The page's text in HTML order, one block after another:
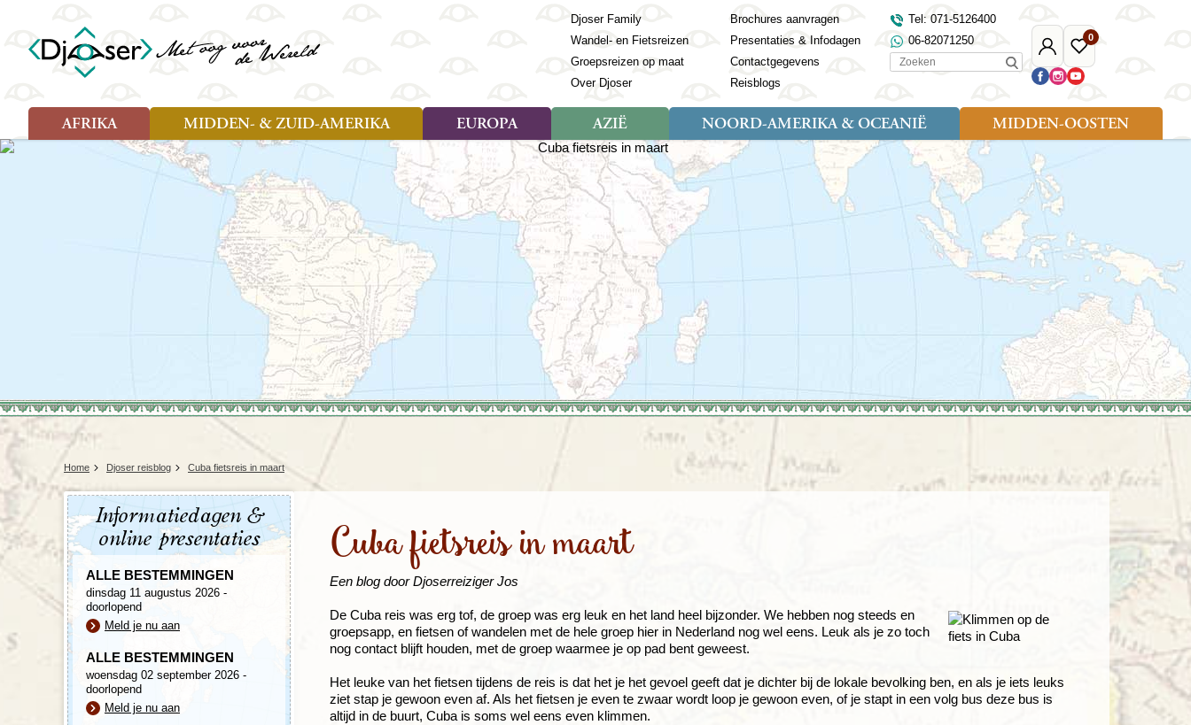
Mijn
Djoser
0
Favoriete
reizen
Djoser Family
Wandel- en Fietsreizen
Groepsreizen op maat
Over Djoser
Brochures aanvragen
Presentaties & Infodagen
Contactgegevens
Reisblogs
Tel: 071-5126400
06-82071250
Zoeken
AFRIKA
Landen
Angola
Benin
Botswana
Egypte
Ghana
Kaapverdië
Kenia
Madagaskar
Mozambique
Namibië
Sao Tomé en Principe
Swaziland
Tanzania
Togo
Zambia
Zanzibar
Zimbabwe
MIDDEN- & ZUID-AMERIKA
Soort reizen
Rondreis (25)
Familiereis (11)
Cultuur (9)
Natuur (13)
Belize
Bolivia
Brazilië
Chili
Colombia
Costa Rica
Cuba
Ecuador
El Salvador
(Frans) Guyana
Galapagos
Guatemala
Honduras
Mexico
Nicaragua
Paaseiland
Paraguay
Suriname
EUROPA
Soort reizen
Rondreis (28)
Familiereis (11)
Fietsreis (8)
Wandelreis (23)
Landen
Albanië
Andorra
Armenië
Azerbeidzjan
Azoren
Balkan
Baltische Staten
Bosnië en Herzegovina
Bulgarije
Engeland
Estland
Finland
Frankrijk
Griekenland
Montenegro
Noord-Macedonië
Noorwegen
Polen
Portugal
Roemenië
Sardinië
Verenigd Koninkrijk
AZIË
Soort reizen
Rondreis (57)
Familiereis (22)
Fietsreis (3)
Cultuur (28)
Natuur (16)
Nieuwe reizen
Rondreis China & Tibet, 42
dagen
Rondreis Sulawesi &
Molukken, 22 dagen
Landen
Bangladesh
Laos
Malediven
Maleisië
Mongolië
Nepal
Oezbekistan
Singapore
Zuid-Korea
NOORD-AMERIKA & OCEANIË
Soort reizen
Rondreis (7)
Familiereis (2)
Natuur (5)
Landen
Nieuw-Zeeland
Verenigde Staten
MIDDEN-OOSTEN
Soort reizen
Familiereis (9)
Fietsreis (1)
Landen
Egypte
Jordanië
Marokko
Oman
Saoedi-Arabië
Tunesië
Turkije
Home Djoser reisblog Cuba fietsreis in maart
Cuba fietsreis in maart
Een blog door Djoserreiziger Jos
De Cuba reis was erg tof, de groep was erg leuk en het land heel bijzonder. We hebben nog steeds en
groepsapp, en fietsen of wandelen met de hele groep hier in Nederland nog wel eens. Leuk als je zo toch
nog contact blijft houden, met de groep waarmee je op pad bent geweest.
Het leuke van het fietsen tijdens de reis is dat het je het gevoel geeft dat je dichter bij de lokale bevolking ben, en als je iets leuks
ziet stap je gewoon even af. Als het fietsen je even te zwaar wordt loop je gewoon even, of je stapt in een volg bus deze bus is
altijd in de buurt, Cuba is soms wel eens even klimmen.
Informatiedagen &
online presentaties
ALLE BESTEMMINGEN
dinsdag 11 augustus 2026 -
doorlopend
Meld je nu aan
ALLE BESTEMMINGEN
woensdag 02 september 2026 -
doorlopend
Meld je nu aan